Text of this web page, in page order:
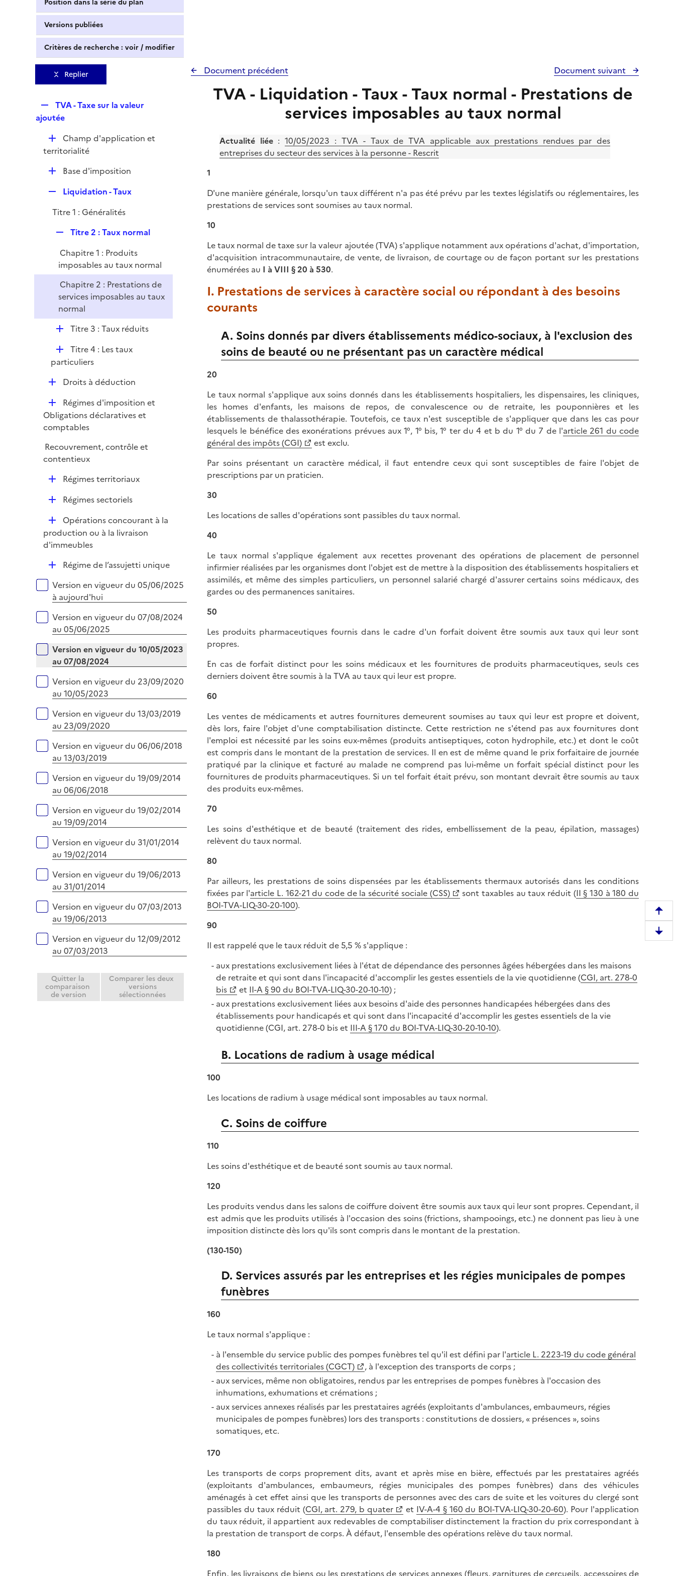
Position dans la série du plan
Versions publiées
Critères de recherche : voir / modifier
Replier
e
l
i
e
r
TVA - Taxe sur la valeur
ajoutée
D
é
r
Champ d'application et
territorialité
D
l
i
e
Base d'imposition
p
e
r
Liquidation - Taux
Titre 1 : Généralités
p
l
i
Titre 2 : Taux normal
Chapitre 1 : Produits
imposables au taux normal
Chapitre 2 : Prestations de
services imposables au taux
normal
D
l
i
e
r
Titre 3 : Taux réduits
D
é
l
i
e
r
Titre 4 : Les taux
particuliers
D
l
i
r
Droits à déduction
D
é
p
i
e
Régimes d'imposition et
Obligations déclaratives et
comptables
Recouvrement, contrôle et
contentieux
D
e
r
Régimes territoriaux
D
l
i
Régimes sectoriels
D
é
p
e
r
Opérations concourant à la
production ou à la livraison
d'immeubles
D
p
l
i
r
Régime de l’assujetti unique
Versions sur la période
Version en vigueur du 05/06/2025
à aujourd'hui
Version en vigueur du 07/08/2024
au 05/06/2025
Version en vigueur du 10/05/2023
au 07/08/2024
Version en vigueur du 23/09/2020
au 10/05/2023
Version en vigueur du 13/03/2019
au 23/09/2020
Version en vigueur du 06/06/2018
au 13/03/2019
Version en vigueur du 19/09/2014
au 06/06/2018
Version en vigueur du 19/02/2014
au 19/09/2014
Version en vigueur du 31/01/2014
au 19/02/2014
Version en vigueur du 19/06/2013
au 31/01/2014
Version en vigueur du 07/03/2013
au 19/06/2013
Version en vigueur du 12/09/2012
au 07/03/2013
Quitter la
comparaison
de version
Comparer les deux
versions
sélectionnées
Document précédent Document suivant
TVA - Liquidation - Taux - Taux normal - Prestations de
services imposables au taux normal
Actualité liée:10/05/2023 : TVA - Taux de TVA applicable aux prestations rendues par des
entreprises du secteur des services à la personne - Rescrit
1
D'une manière générale, lorsqu'un taux différent n'a pas été prévu par les textes législatifs ou réglementaires, les
prestations de services sont soumises au taux normal.
10
Le taux normal de taxe sur la valeur ajoutée (TVA) s'applique notamment aux opérations d'achat, d'importation,
d'acquisition intracommunautaire, de vente, de livraison, de courtage ou de façon portant sur les prestations
énumérées au I à VIII § 20 à 530.
I. Prestations de services à caractère social ou répondant à des besoins
courants
A. Soins donnés par divers établissements médico-sociaux, à l'exclusion des
soins de beauté ou ne présentant pas un caractère médical
20
Le taux normal s'applique aux soins donnés dans les établissements hospitaliers, les dispensaires, les cliniques,
les homes d'enfants, les maisons de repos, de convalescence ou de retraite, les pouponnières et les
établissements de thalassothérapie. Toutefois, ce taux n'est susceptible de s'appliquer que dans les cas pour
lesquels le bénéfice des exonérations prévues aux 1°, 1° bis, 1° ter du 4 et b du 1° du 7 de l'article 261 du code
général des impôts (CGI)
est exclu.
Par soins présentant un caractère médical, il faut entendre ceux qui sont susceptibles de faire l'objet de
prescriptions par un praticien.
30
Les locations de salles d'opérations sont passibles du taux normal.
40
Le taux normal s'applique également aux recettes provenant des opérations de placement de personnel
infirmier réalisées par les organismes dont l'objet est de mettre à la disposition des établissements hospitaliers et
assimilés, et même des simples particuliers, un personnel salarié chargé d'assurer certains soins médicaux, des
gardes ou des permanences sanitaires.
50
Les produits pharmaceutiques fournis dans le cadre d'un forfait doivent être soumis aux taux qui leur sont
propres.
En cas de forfait distinct pour les soins médicaux et les fournitures de produits pharmaceutiques, seuls ces
derniers doivent être soumis à la TVA au taux qui leur est propre.
60
Les ventes de médicaments et autres fournitures demeurent soumises au taux qui leur est propre et doivent,
dès lors, faire l'objet d'une comptabilisation distincte. Cette restriction ne s'étend pas aux fournitures dont
l'emploi est nécessité par les soins eux-mêmes (produits antiseptiques, coton hydrophile, etc.) et dont le coût
est compris dans le montant de la prestation de services. Il en est de même quand le prix forfaitaire de journée
pratiqué par la clinique et facturé au malade ne comprend pas lui-même un forfait spécial distinct pour les
fournitures de produits pharmaceutiques. Si un tel forfait était prévu, son montant devrait être soumis au taux
des produits eux-mêmes.
70
Les soins d'esthétique et de beauté (traitement des rides, embellissement de la peau, épilation, massages)
relèvent du taux normal.
80
Par ailleurs, les prestations de soins dispensées par les établissements thermaux autorisés dans les conditions
fixées par l'article L. 162-21 du code de la sécurité sociale (CSS) sont taxables au taux réduit (II § 130 à 180 du
BOI-TVA-LIQ-30-20-100).
90
Il est rappelé que le taux réduit de 5,5 % s'applique :
aux prestations exclusivement liées à l'état de dépendance des personnes âgées hébergées dans les maisons
de retraite et qui sont dans l'incapacité d'accomplir les gestes essentiels de la vie quotidienne (CGI, art. 278-0
bis
et II-A § 90 du BOI-TVA-LIQ-30-20-10-10) ;
aux prestations exclusivement liées aux besoins d'aide des personnes handicapées hébergées dans des
établissements pour handicapés et qui sont dans l'incapacité d'accomplir les gestes essentiels de la vie
quotidienne (CGI, art. 278-0 bis et III-A § 170 du BOI-TVA-LIQ-30-20-10-10).
B. Locations de radium à usage médical
100
Les locations de radium à usage médical sont imposables au taux normal.
C. Soins de coiffure
110
Les soins d'esthétique et de beauté sont soumis au taux normal.
120
Les produits vendus dans les salons de coiffure doivent être soumis aux taux qui leur sont propres. Cependant, il
est admis que les produits utilisés à l'occasion des soins (frictions, shampooings, etc.) ne donnent pas lieu à une
imposition distincte dès lors qu'ils sont compris dans le montant de la prestation.
(130-150)
D. Services assurés par les entreprises et les régies municipales de pompes
funèbres
160
Le taux normal s'applique :
à l'ensemble du service public des pompes funèbres tel qu'il est défini par l'article L. 2223-19 du code général
des collectivités territoriales (CGCT)
, à l'exception des transports de corps ;
aux services, même non obligatoires, rendus par les entreprises de pompes funèbres à l'occasion des
inhumations, exhumations et crémations ;
aux services annexes réalisés par les prestataires agréés (exploitants d'ambulances, embaumeurs, régies
municipales de pompes funèbres) lors des transports : constitutions de dossiers, « présences », soins
somatiques, etc.
170
Les transports de corps proprement dits, avant et après mise en bière, effectués par les prestataires agréés
(exploitants d'ambulances, embaumeurs, régies municipales des pompes funèbres) dans des véhicules
aménagés à cet effet ainsi que les transports de personnes avec des cars de suite et les voitures du clergé sont
passibles du taux réduit (CGI, art. 279, b quater et IV-A-4 § 160 du BOI-TVA-LIQ-30-20-60). Pour l'application
du taux réduit, il appartient aux redevables de comptabiliser distinctement la fraction du prix correspondant à
la prestation de transport de corps. À défaut, l'ensemble des opérations relève du taux normal.
180
Enfin, les livraisons de biens ou les prestations de services annexes (fleurs, garnitures de cercueils, accessoires de
e
m
D